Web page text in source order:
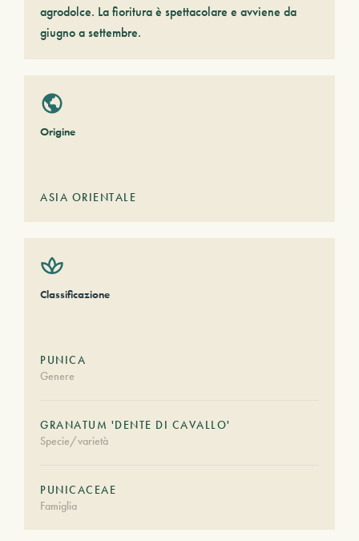
agrodolce. La fioritura è spettacolare e avviene da
giugno a settembre.
Origine
ASIA ORIENTALE
Classificazione
PUNICA
Genere
GRANATUM 'DENTE DI CAVALLO'
Specie/varietà
PUNICACEAE
Famiglia